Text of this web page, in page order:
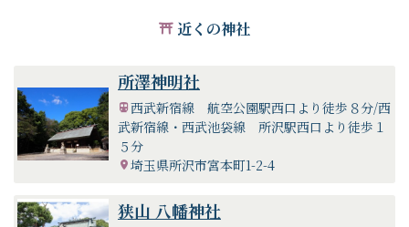
近くの神社
所澤神明社
西武新宿線 航空公園駅西口より徒歩８分/西
武新宿線・西武池袋線 所沢駅西口より徒歩１
５分
埼玉県所沢市宮本町1-2-4
狭山 八幡神社